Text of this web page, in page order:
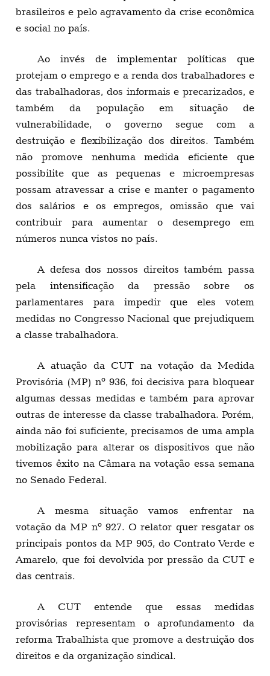
brasileiros e pelo agravamento da crise econômica
e social no país.
Ao invés de implementar políticas que
protejam o emprego e a renda dos trabalhadores e
das trabalhadoras, dos informais e precarizados, e
também da população em situação de
vulnerabilidade, o governo segue com a
destruição e flexibilização dos direitos. Também
não promove nenhuma medida eficiente que
possibilite que as pequenas e microempresas
possam atravessar a crise e manter o pagamento
dos salários e os empregos, omissão que vai
contribuir para aumentar o desemprego em
números nunca vistos no país.
A defesa dos nossos direitos também passa
pela intensificação da pressão sobre os
parlamentares para impedir que eles votem
medidas no Congresso Nacional que prejudiquem
a classe trabalhadora.
A atuação da CUT na votação da Medida
Provisória (MP) nº 936, foi decisiva para bloquear
algumas dessas medidas e também para aprovar
outras de interesse da classe trabalhadora. Porém,
ainda não foi suficiente, precisamos de uma ampla
mobilização para alterar os dispositivos que não
tivemos êxito na Câmara na votação essa semana
no Senado Federal.
A mesma situação vamos enfrentar na
votação da MP nº 927. O relator quer resgatar os
principais pontos da MP 905, do Contrato Verde e
Amarelo, que foi devolvida por pressão da CUT e
das centrais.
A CUT entende que essas medidas
provisórias representam o aprofundamento da
reforma Trabalhista que promove a destruição dos
direitos e da organização sindical.